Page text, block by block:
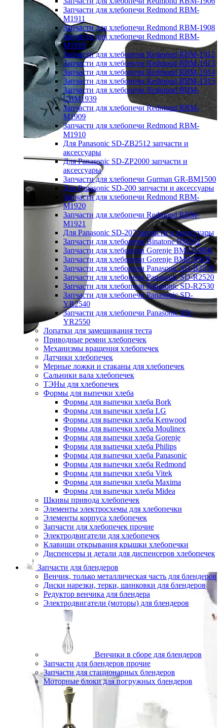
Запчасти для хлебопечи Redmond RBM-
M1911
Запчасти для хлебопечи Redmond RBM-1908
Запчасти для хлебопечи Redmond RBM-
M1919
Запчасти для хлебопечи Redmond RBM-1912
Запчасти для хлебопечи Redmond RBM-1913
Запчасти для хлебопечи Redmond RBM-1914
Запчасти для хлебопечи Redmond RBM-1915
Запчасти для хлебопечи Redmond RBM-
CBM1939
Запчасти для хлебопечи Redmond RBM-
M1909
Запчасти для хлебопечи Redmond RBM-
M1910
Для Panasonic SD-ZB2512 запчасти и
аксессуары
Для Panasonic SD-ZP2000 запчасти и
аксессуары
Запчасти для хлебопечи Gurman GR-BM1500
Для Panasonic SD-200 запчасти и аксессуары
Запчасти для хлебопечи Redmond RBM-
M1920
Запчасти для хлебопечи Redmond RBM-
M1921
Для Panasonic SD-207 запчасти и аксессуары
Запчасти для хлебопечи Binatone BM202
Запчасти для хлебопечи Gorenje BM1210BK
Запчасти для хлебопечи Gorenje BM910WII
Запчасти для хлебопечи Panasonic SD-B2510
Запчасти для хлебопечи Panasonic SD-R2520
Запчасти для хлебопечи Panasonic SD-R2530
Запчасти для хлебопечи Panasonic SD-
YR2540
Запчасти для хлебопечи Panasonic SD-
YR2550
Лопатки для замешивания теста
Приводные ремни хлебопечек
Механизмы вращения хлебопечек
Датчики хлебопечек
Мерные ложки и стаканы для хлебопечек
Сальники вала хлебопечек
ТЭНы для хлебопечек
Формы для выпечки хлеба
Формы для выпечки хлеба Bork
Формы для выпечки хлеба LG
Формы для выпечки хлеба Kenwood
Формы для выпечки хлеба Moulinex
Формы для выпечки хлеба Gorenje
Формы для выпечки хлеба Philips
Формы для выпечки хлеба Panasonic
Формы для выпечки хлеба Redmond
Формы для выпечки хлеба Vitek
Формы для выпечки хлеба Maxima
Формы для выпечки хлеба Midea
Шкивы привода хлебопечек
Элементы электросхемы для хлебопечки
Элементы корпуса хлебопечек
Запчасти для хлебопечек прочие
Электродвигатели для хлебопечек
Клавиши открывания крышки хлебопечки
Диспенсеры и детали для диспенсеров хлебопечек
Запчасти для блендеров
Венчик, только металлическая часть для блендеров
Диски нарезки, терки, шинковки для блендеров
Редуктор венчика для блендера
Электродвигатели (моторы) для блендеров
Венчики в сборе для блендеров
Запчасти для блендеров прочие
Запчасти для стационарных блендеров
Моторные блоки для погружных блендеров